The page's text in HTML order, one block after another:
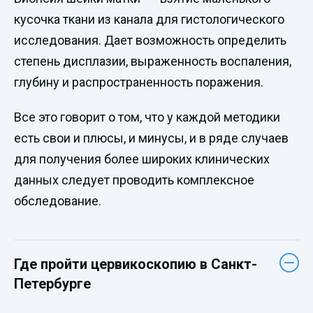
кусочка ткани из канала для гистологического
исследования. Дает возможность определить
степень дисплазии, выраженность воспаления,
глубину и распространенность поражения.
Все это говорит о том, что у каждой методики
есть свои и плюсы, и минусы, и в ряде случаев
для получения более широких клинических
данных следует проводить комплексное
обследование.
Где пройти цервикоскопию в Санкт-
Петербурге